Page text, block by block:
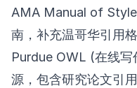
AMA Manual of Style
南，补充温哥华引用格
Purdue OWL (在线写
源，包含研究论文引